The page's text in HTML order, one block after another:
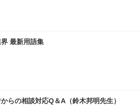
最新用語集
らの相談対応Q＆A（鈴木邦明先生）